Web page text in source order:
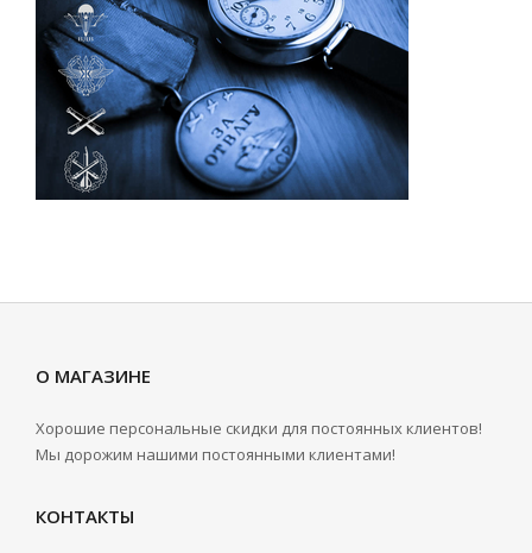
О МАГАЗИНЕ
Хорошие персональные скидки для постоянных клиентов!
Мы дорожим нашими постоянными клиентами!
КОНТАКТЫ